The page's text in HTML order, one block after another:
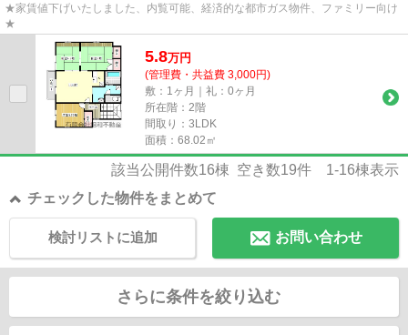
★家賃値下げいたしました、内覧可能、経済的な都市ガス物件、ファミリー向け
★
5.8万円
(管理費・共益費 3,000円)
敷：1ヶ月｜礼：0ヶ月
所在階：2階
間取り：3LDK
面積：68.02㎡
該当公開件数16棟 空き数19件 1-16棟表示
チェックした物件をまとめて
お問い合わせ
検討リストに追加
さらに条件を絞り込む